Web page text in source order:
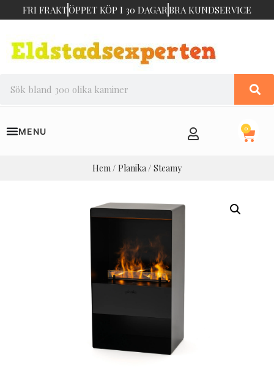
FRI FRAKTÖPPET KÖP I 30 DAGARBRA KUNDSERVICE
0
Hem/ Planika/ Steamy